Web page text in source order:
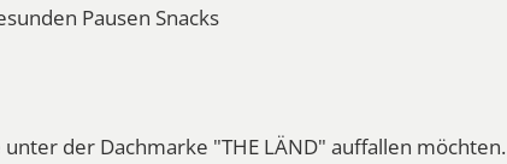
Pausen Snacks
der Dachmarke "THE LÄND" auffallen möchten.